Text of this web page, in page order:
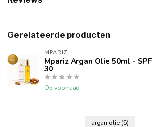
Gerelateerde producten
MPARIZ
Mpariz Argan Olie 50ml - SPF
30
Op voorraad
argan olie (5)